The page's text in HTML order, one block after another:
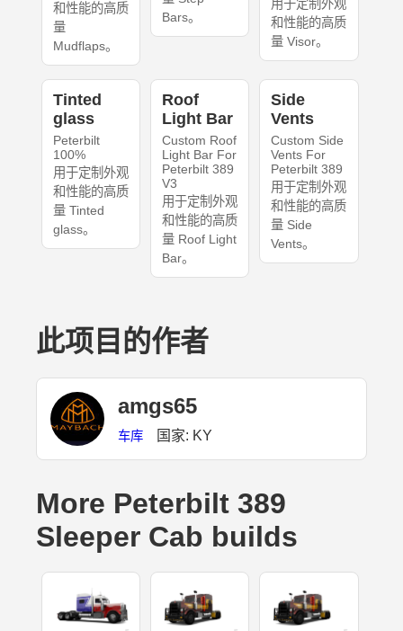
和性能的高质
量
Mudflaps。
Bars。
用于定制外观
和性能的高质
量 Visor。
Tinted
glass
Peterbilt
100%
用于定制外观
和性能的高质
量 Tinted
glass。
Roof
Light Bar
Custom Roof
Light Bar For
Peterbilt 389
V3
用于定制外观
和性能的高质
量 Roof Light
Bar。
Side
Vents
Custom Side
Vents For
Peterbilt 389
用于定制外观
和性能的高质
量 Side
Vents。
此项目的作者
amgs65
车库 国家: KY
More Peterbilt 389
Sleeper Cab builds